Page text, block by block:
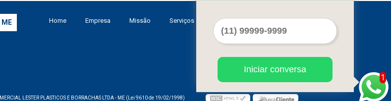
ME Home Empresa Missão Serviços Contato Mapa do site
LESTER PLASTICOS E BORRACHAS LTDA - ME (Lei 9610 de 19/02/1998)
1
Iniciar conversa